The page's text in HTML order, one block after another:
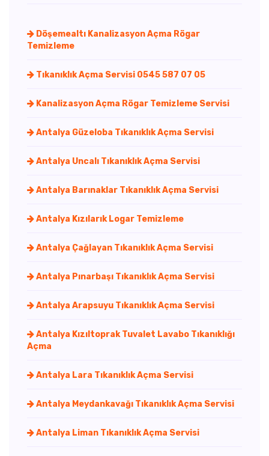
Döşemealtı Kanalizasyon Açma Rögar
Temizleme
Tıkanıklık Açma Servisi 0545 587 07 05
Kanalizasyon Açma Rögar Temizleme Servisi
Antalya Güzeloba Tıkanıklık Açma Servisi
Antalya Uncalı Tıkanıklık Açma Servisi
Antalya Barınaklar Tıkanıklık Açma Servisi
Antalya Kızılarık Logar Temizleme
Antalya Çağlayan Tıkanıklık Açma Servisi
Antalya Pınarbaşı Tıkanıklık Açma Servisi
Antalya Arapsuyu Tıkanıklık Açma Servisi
Antalya Kızıltoprak Tuvalet Lavabo Tıkanıklığı
Açma
Antalya Lara Tıkanıklık Açma Servisi
Antalya Meydankavağı Tıkanıklık Açma Servisi
Antalya Liman Tıkanıklık Açma Servisi